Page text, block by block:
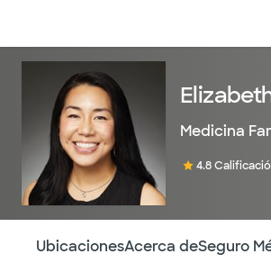
Medicina
4.8
UbicacionesAcerca deSeguro